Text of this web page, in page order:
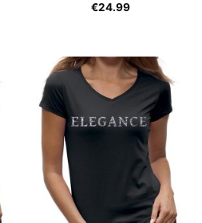
€24.99